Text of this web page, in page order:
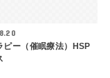
ピー（催眠療法）HSP